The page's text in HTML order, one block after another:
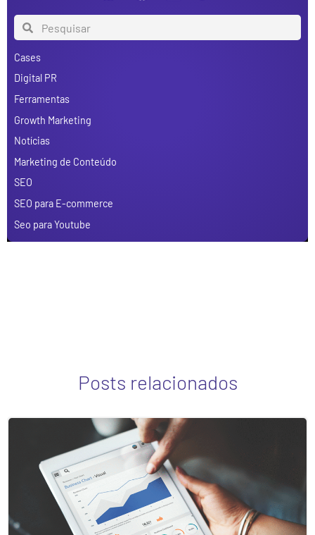
Cases
Digital PR
Ferramentas
Growth Marketing
Notícias
Marketing de Conteúdo
SEO
SEO para E-commerce
Seo para Youtube
Posts relacionados